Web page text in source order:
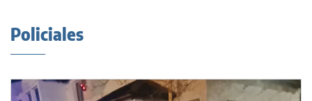
Policiales